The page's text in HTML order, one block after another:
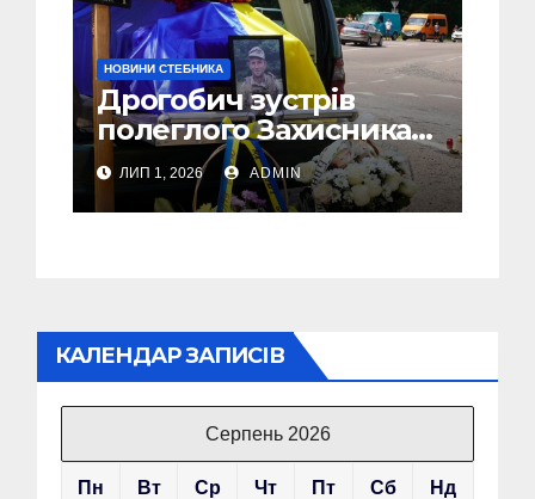
НОВИНИ СТЕБНИКА
Дрогобич зустрів
полеглого Захисника
Сергія Скірка з
Стебника
ЛИП 1, 2026 ADMIN
КАЛЕНДАР ЗАПИСІВ
Серпень 2026
Пн Вт Ср Чт Пт Сб Нд